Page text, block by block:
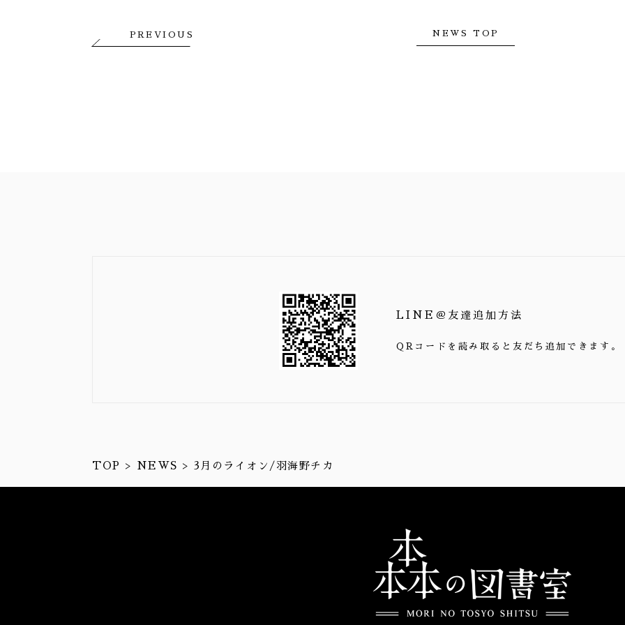
PREVIOUS NEWS TOP
LINE＠友達追加方法
QRコードを読み取ると友だち追加できます。
TOP NEWS 3月のライオン/羽海野チカ